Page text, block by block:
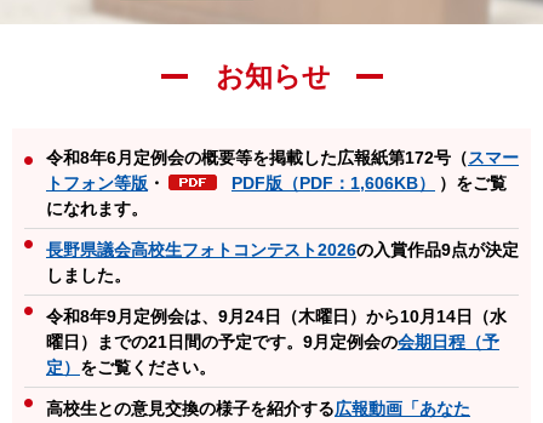
お知らせ
令和8年6月定例会の概要等を掲載した広報紙第172号（スマー
トフォン等版 ・ PDF版（PDF：1,606KB）
）をご覧
になれます。
長野県議会高校生フォトコンテスト2026の入賞作品9点が決定
しました。
令和8年9月定例会は、9月24日（木曜日）から10月14日（水
曜日）までの21日間の予定です。9月定例会の会期日程（予
定） をご覧ください。
高校生との意見交換の様子を紹介する広報動画「あなた